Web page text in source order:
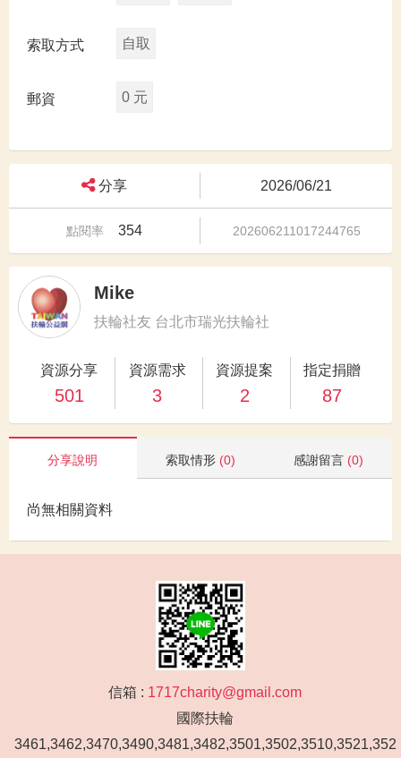
索取方式 自取
郵資 0 元
分享 2026/06/21
點閱率 354 202606211017244765
Mike
扶輪社友 台北市瑞光扶輪社
資源分享
501
資源需求
3
資源提案
2
指定捐贈
87
分享說明 索取情形 (0) 感謝留言 (0)
尚無相關資料
信箱 : 1717charity@gmail.com
國際扶輪
3461,3462,3470,3490,3481,3482,3501,3502,3510,3521,352